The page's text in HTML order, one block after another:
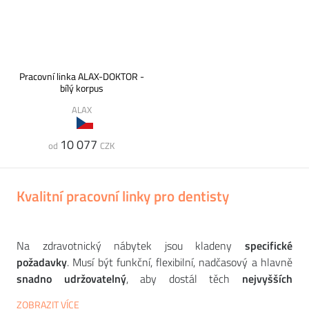
Pracovní linka ALAX-DOKTOR -
bílý korpus
ALAX
od 10 077 CZK
Kvalitní pracovní linky pro dentisty
Na zdravotnický nábytek jsou kladeny specifické
požadavky. Musí být funkční, flexibilní, nadčasový a hlavně
snadno udržovatelný, aby dostál těch nejvyšších
standardů čistoty a sterility
ZOBRAZIT VÍCE